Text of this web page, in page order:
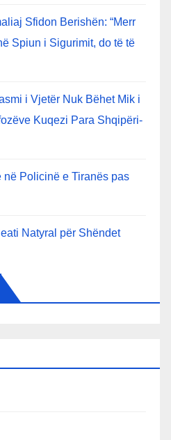
Sfidon Berishën: “Merr
Spiun i Sigurimit, do të të
i Vjetër Nuk Bëhet Mik i
Kuqezi Para Shqipëri-
në Policinë e Tiranës pas
Natyral për Shëndet